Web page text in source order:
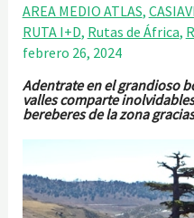
AREA MEDIO ATLAS,
RUTA I+D, Rutas de África,
febrero 26, 2024
Adentrate en el grandioso
valles comparte
bereberes de la zona